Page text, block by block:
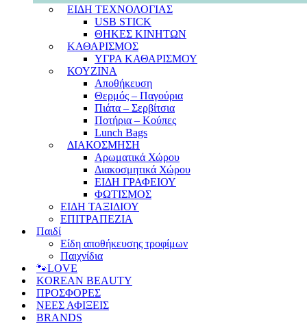
ΕΙΔΗ ΤΕΧΝΟΛΟΓΙΑΣ
USB STICK
ΘΗΚΕΣ ΚΙΝΗΤΩΝ
ΚΑΘΑΡΙΣΜΟΣ
ΥΓΡΑ ΚΑΘΑΡΙΣΜΟΥ
ΚΟΥΖΙΝΑ
Αποθήκευση
Θερμός – Παγούρια
Πιάτα – Σερβίτσια
Ποτήρια – Κούπες
Lunch Bags
ΔΙΑΚΟΣΜΗΣΗ
Αρωματικά Χώρου
Διακοσμητικά Χώρου
ΕΙΔΗ ΓΡΑΦΕΙΟΥ
ΦΩΤΙΣΜΟΣ
ΕΙΔΗ ΤΑΞΙΔΙΟΥ
ΕΠΙΤΡΑΠΕΖΙΑ
Παιδί
Είδη αποθήκευσης τροφίμων
Παιχνίδια
🐾LOVE
KOREAN BEAUTY
ΠΡΟΣΦΟΡΕΣ
ΝΕΕΣ ΑΦΙΞΕΙΣ
BRANDS